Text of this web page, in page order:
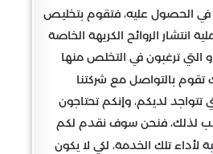
في الحصول عليه، فتقوم بتخليص
انتشار الروائح الكريهة الخاصة
و التي ترغبون في التخلص منها
تقوم بالتواصل مع شركتنا
تتواجد لديكم، وإنكم تحتاجون
لذلك، فنحن سوف نقدم لكم
لأداء تلك الخدمة، لكي لا يكون